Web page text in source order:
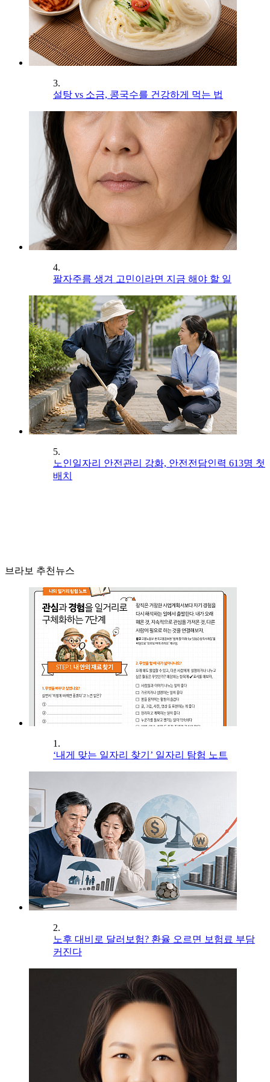
3.
설탕 vs 소금, 콩국수를 건강하게 먹는 법
4.
팔자주름 생겨 고민이라면 지금 해야 할 일
5.
노인일자리 안전관리 강화, 안전전담인력 613명 첫
배치
브라보 추천뉴스
1.
‘내게 맞는 일자리 찾기’ 일자리 탐험 노트
2.
노후 대비로 달러보험? 환율 오르면 보험료 부담
커진다